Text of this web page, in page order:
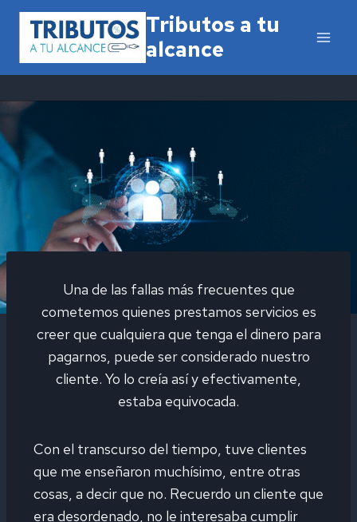
Saltar
contenido
Tributos a tu
alcance
Una de las fallas más frecuentes que
cometemos quienes prestamos servicios es
creer que cualquiera que tenga el dinero para
pagarnos, puede ser considerado nuestro
cliente. Yo lo creía así y efectivamente,
estaba equivocada.
Con el transcurso del tiempo, tuve clientes
que me enseñaron muchísimo, entre otras
cosas, a decir que no. Recuerdo un cliente que
era desordenado, no le interesaba cumplir